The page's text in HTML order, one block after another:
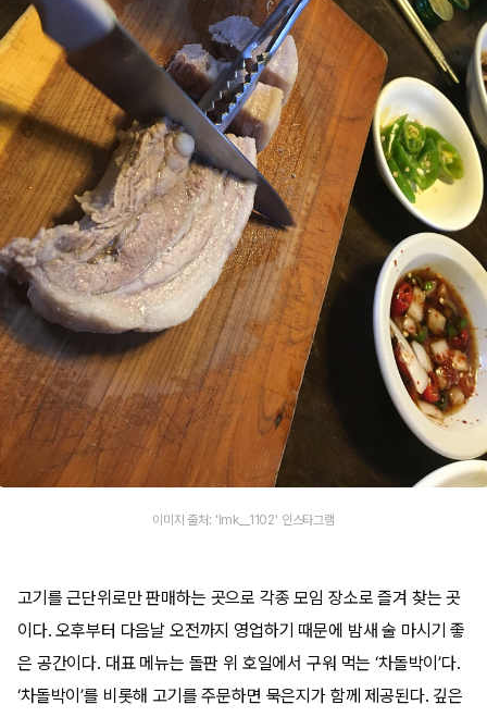
이미지 출처: 'lmk__1102' 인스타그램
고기를 근단위로만 판매하는 곳으로 각종 모임 장소로 즐겨 찾는 곳
이다. 오후부터 다음날 오전까지 영업하기 때문에 밤새 술 마시기 좋
은 공간이다. 대표 메뉴는 돌판 위 호일에서 구워 먹는 ‘차돌박이’다.
‘차돌박이’를 비롯해 고기를 주문하면 묵은지가 함께 제공된다. 깊은